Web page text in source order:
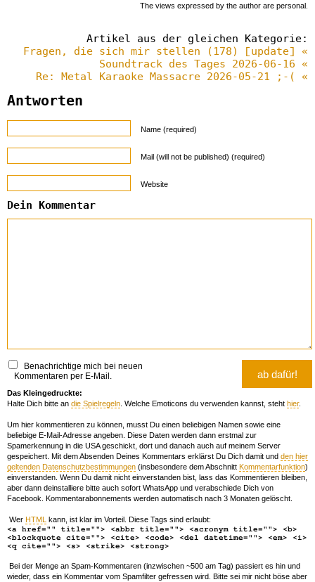
The views expressed by the author are personal.
Artikel aus der gleichen Kategorie:
Fragen, die sich mir stellen (178) [update] «
Soundtrack des Tages 2026-06-16 «
Re: Metal Karaoke Massacre 2026-05-21 ;-( «
Antworten
Name (required)
Mail (will not be published) (required)
Website
Dein Kommentar
Benachrichtige mich bei neuen
Kommentaren per E-Mail.
Das Kleingedruckte:
Halte Dich bitte an die Spielregeln . Welche Emoticons du verwenden kannst, steht hier.
Um hier kommentieren zu können, musst Du einen beliebigen Namen sowie eine
beliebige E-Mail-Adresse angeben. Diese Daten werden dann erstmal zur
Spamerkennung in die USA geschickt, dort und danach auch auf meinem Server
gespeichert. Mit dem Absenden Deines Kommentars erklärst Du Dich damit und den hier
geltenden Datenschutzbestimmungen (insbesondere dem Abschnitt Kommentarfunktion)
einverstanden. Wenn Du damit nicht einverstanden bist, lass das Kommentieren bleiben,
aber dann deinstalliere bitte auch sofort WhatsApp und verabschiede Dich von
Facebook. Kommentarabonnements werden automatisch nach 3 Monaten gelöscht.
Wer HTML kann, ist klar im Vorteil. Diese Tags sind erlaubt:
<a href="" title=""> <abbr title=""> <acronym title=""> <b>
<blockquote cite=""> <cite> <code> <del datetime=""> <em> <i>
<q cite=""> <s> <strike> <strong>
Bei der Menge an Spam-Kommentaren (inzwischen ~500 am Tag) passiert es hin und
wieder, dass ein Kommentar vom Spamfilter gefressen wird. Bitte sei mir nicht böse aber